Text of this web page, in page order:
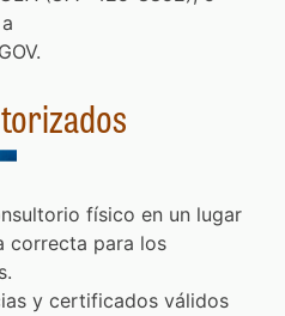
físico en un lugar
correcta para los
y certificados válidos